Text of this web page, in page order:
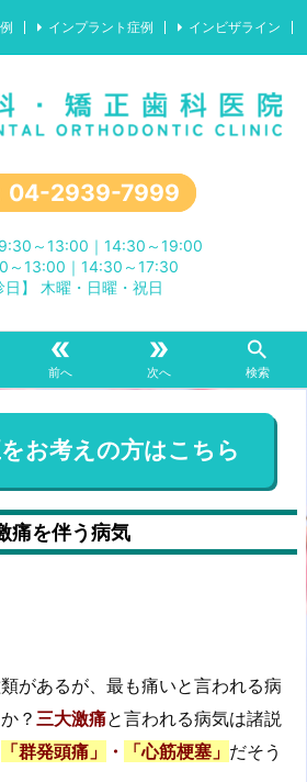
04-2939-7999
～13:00｜14:30～19:00
13:00｜14:30～17:30
日】 木曜・日曜・祝日

前へ

次へ

検索
インプラント症例 インビザライン
お考えの方はこちら
痛を伴う病気
があるが、最も痛いと言われる病
？ 三大激痛と言われる病気は諸説
「群発頭痛」 ・ 「心筋梗塞」 だそう